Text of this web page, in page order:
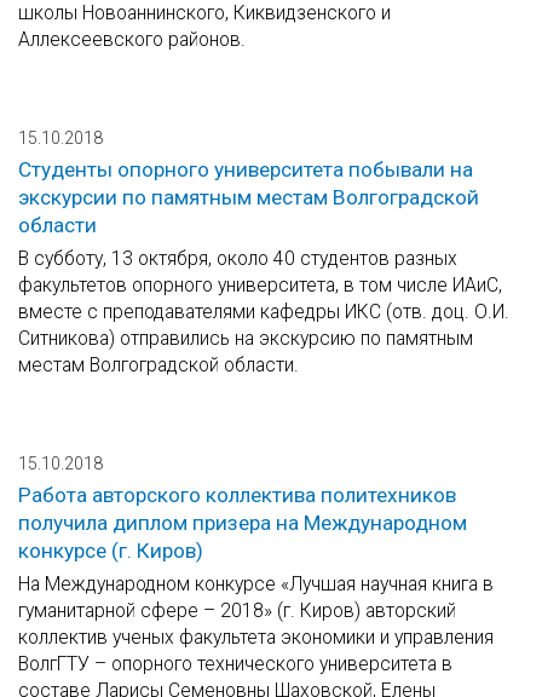
школы Новоаннинского, Киквидзенского и
Аллексеевского районов.
15.10.2018
Студенты опорного университета побывали на
экскурсии по памятным местам Волгоградской
области
В субботу, 13 октября, около 40 студентов разных
факультетов опорного университета, в том числе ИАиС,
вместе с преподавателями кафедры ИКС (отв. доц. О.И.
Ситникова) отправились на экскурсию по памятным
местам Волгоградской области.
15.10.2018
Работа авторского коллектива политехников
получила диплом призера на Международном
конкурсе (г. Киров)
На Международном конкурсе «Лучшая научная книга в
гуманитарной сфере – 2018» (г. Киров) авторский
коллектив ученых факультета экономики и управления
ВолгГТУ – опорного технического университета в
составе Ларисы Семеновны Шаховской, Елены